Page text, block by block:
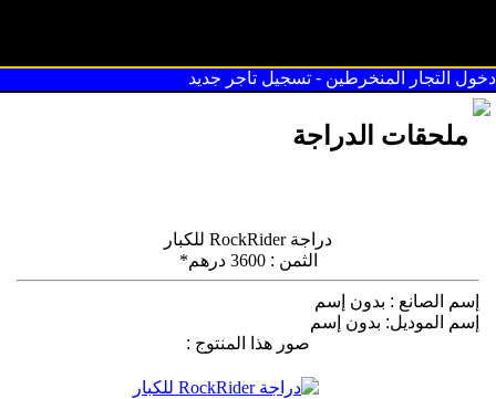
دخول التجار المنخرطين - تسجيل تاجر جديد
ملحقات الدراجة
دراجة RockRider للكبار
الثمن : 3600 درهم*
إسم الصانع : بدون إسم
إسم الموديل: بدون إسم
صور هذا المنتوج :